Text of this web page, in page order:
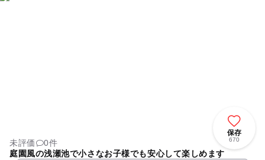
保存
670
未評価
0件
庭園風の浅瀬池で小さなお子様でも安心して楽しめます